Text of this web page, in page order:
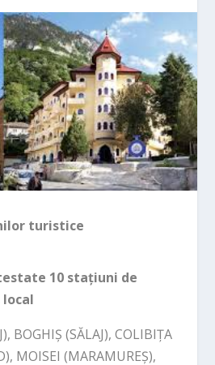
turistice
10 stațiuni de
BOGHIȘ (SĂLAJ), COLIBIȚA
MOISEI (MARAMUREȘ),